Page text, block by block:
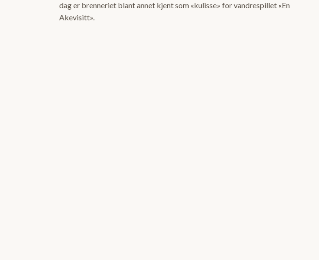
dag er brenneriet blant annet kjent som «kulisse» for vandrespillet «En
Akevisitt».